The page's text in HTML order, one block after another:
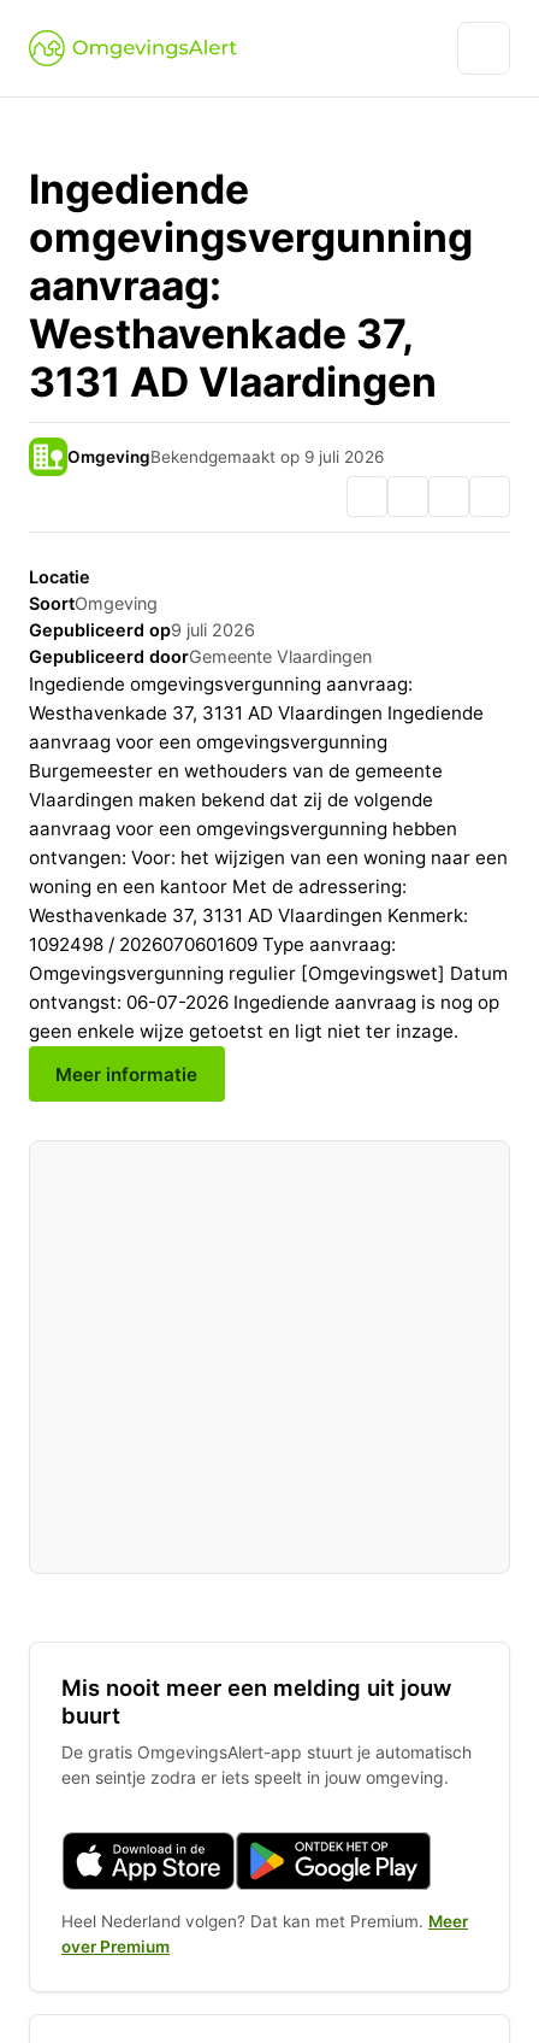
Ingediende
omgevingsvergunning
aanvraag:
Westhavenkade 37,
3131 AD Vlaardingen
OmgevingBekendgemaakt op 9 juli 2026
Locatie
SoortOmgeving
Gepubliceerd op9 juli 2026
Gepubliceerd doorGemeente Vlaardingen
Ingediende omgevingsvergunning aanvraag:
Westhavenkade 37, 3131 AD Vlaardingen Ingediende
aanvraag voor een omgevingsvergunning
Burgemeester en wethouders van de gemeente
Vlaardingen maken bekend dat zij de volgende
aanvraag voor een omgevingsvergunning hebben
ontvangen: Voor: het wijzigen van een woning naar een
woning en een kantoor Met de adressering:
Westhavenkade 37, 3131 AD Vlaardingen Kenmerk:
1092498 / 2026070601609 Type aanvraag:
Omgevingsvergunning regulier [Omgevingswet] Datum
ontvangst: 06-07-2026 Ingediende aanvraag is nog op
geen enkele wijze getoetst en ligt niet ter inzage.
Meer informatie
Mis nooit meer een melding uit jouw
buurt
De gratis OmgevingsAlert-app stuurt je automatisch
een seintje zodra er iets speelt in jouw omgeving.
Heel Nederland volgen? Dat kan met Premium. Meer
over Premium